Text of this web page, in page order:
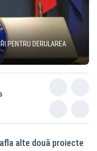
PENTRU DERULAREA
alte două proiecte